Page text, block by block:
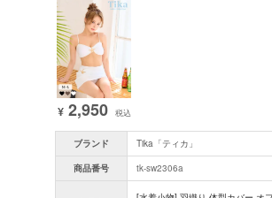
¥ 2,950 税込
ブランド
Tika「ティカ」
商品番号
tk-sw2306a